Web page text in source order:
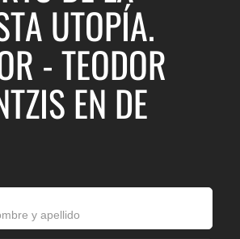
UTOPÍA.
- TEODOR
EN DE